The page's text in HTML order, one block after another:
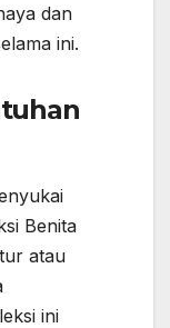
dan
ini.
Benita
atau
ini